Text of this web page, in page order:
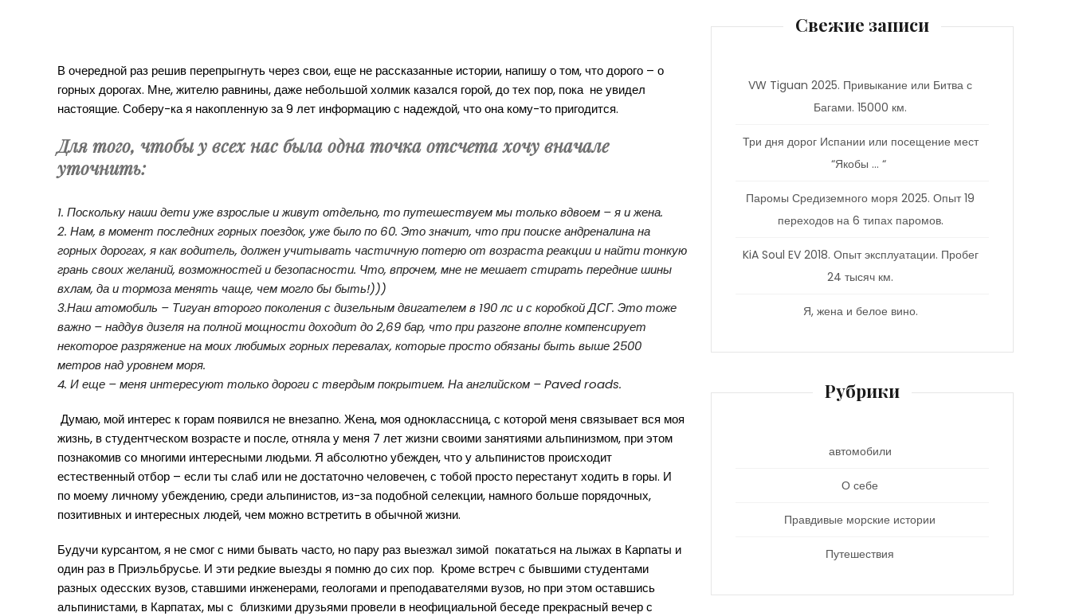
В очередной раз решив перепрыгнуть через свои, еще не рассказанные истории, напишу о том, что дорого – о
горных дорогах. Мне, жителю равнины, даже небольшой холмик казался горой, до тех пор, пока не увидел
настоящие. Соберу-ка я накопленную за 9 лет информацию с надеждой, что она кому-то пригодится.
Для того, чтобы у всех нас была одна точка отсчета хочу вначале
уточнить:
1. Поскольку наши дети уже взрослые и живут отдельно, то путешествуем мы только вдвоем – я и жена.
2. Нам, в момент последних горных поездок, уже было по 60. Это значит, что при поиске андреналина на
горных дорогах, я как водитель, должен учитывать частичную потерю от возраста реакции и найти тонкую
грань своих желаний, возможностей и безопасности. Что, впрочем, мне не мешает стирать передние шины
вхлам, да и тормоза менять чаще, чем могло бы быть!)))
3.Наш атомобиль – Тигуан второго поколения с дизельным двигателем в 190 лс и с коробкой ДСГ. Это тоже
важно – наддув дизеля на полной мощности доходит до 2,69 бар, что при разгоне вполне компенсирует
некоторое разряжение на моих любимых горных перевалах, которые просто обязаны быть выше 2500
метров над уровнем моря.
4. И еще – меня интересуют только дороги с твердым покрытием. На английском – Paved roads.
Думаю, мой интерес к горам появился не внезапно. Жена, моя одноклассница, с которой меня связывает вся моя
жизнь, в студентческом возрасте и после, отняла у меня 7 лет жизни своими занятиями альпинизмом, при этом
познакомив со многими интересными людьми. Я абсолютно убежден, что у альпинистов происходит
естественный отбор – если ты слаб или не достаточно человечен, с тобой просто перестанут ходить в горы. И
по моему личному убеждению, среди альпинистов, из-за подобной селекции, намного больше порядочных,
позитивных и интересных людей, чем можно встретить в обычной жизни.
Будучи курсантом, я не смог с ними бывать часто, но пару раз выезжал зимой покататься на лыжах в Карпаты и
один раз в Приэльбрусье. И эти редкие выезды я помню до сих пор. Кроме встреч с бывшими студентами
разных одесских вузов, ставшими инженерами, геологами и преподавателями вузов, но при этом оставшись
альпинистами, в Карпатах, мы с близкими друзьями провели в неофициальной беседе прекрасный вечер с
Свежие записи
VW Tiguan 2025. Привыкание или Битва с
Багами. 15000 км.
Три дня дорог Испании или посещение мест
“Якобы … “
Паромы Средиземного моря 2025. Опыт 19
переходов на 6 типах паромов.
KiA Soul EV 2018. Опыт эксплуатации. Пробег
24 тысяч км.
Я, жена и белое вино.
Рубрики
автомобили
О себе
Правдивые морские истории
Путешествия